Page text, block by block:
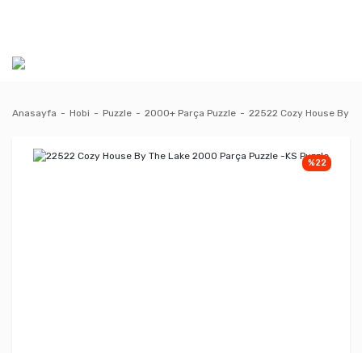
Anasayfa Hobi Puzzle 2000+ Parça Puzzle 22522 Cozy House By
%22